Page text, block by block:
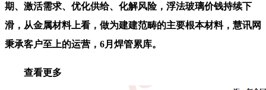
期、激活需求、优化供给、化解风险，浮法玻璃价钱持续下
滑，从金属材料上看，做为建建范畴的主要根本材料，慧讯网
秉承客户至上的运营，6月焊管累库。
查看更多